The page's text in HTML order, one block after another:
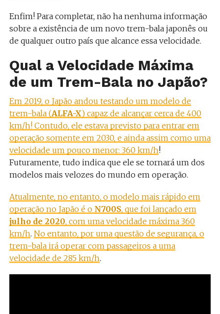
Enfim! Para completar, não ha nenhuma informação
sobre a existência de um novo trem-bala japonês ou
de qualquer outro país que alcance essa velocidade.
Qual a Velocidade Máxima
de um Trem-Bala no Japão?
Em 2019, o Japão andou testando um modelo de
trem-bala (ALFA-X) capaz de alcançar cerca de 400
km/h! Contudo, ele estava previsto para entrar em
operação somente em 2030, e ainda assim como uma
velocidade um pouco menor: 360 km/h!
Futuramente, tudo indica que ele se tornará um dos
modelos mais velozes do mundo em operação.
Atualmente, no entanto, o modelo mais rápido em
operação no Japão é o N700S, que foi lançado em
julho de 2020, com uma velocidade máxima 360
km/h. No entanto, por uma questão de segurança, o
trem-bala irá operar com passageiros a uma
velocidade de 285 km/h.